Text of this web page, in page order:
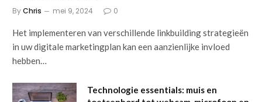
ByChris mei 9, 2024 0
Het implementeren van verschillende linkbuilding strategieën
in uw digitale marketingplan kan een aanzienlijke invloed
hebben…
Technologie essentials: muis en